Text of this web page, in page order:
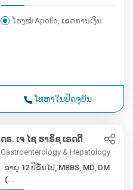
ໂຮງໝໍ Apollo, ເຂດການເງິນ
ໂທຫາໃນປັດຈຸບັນ
ດຣ. ເຈ ໄຊ ຮາຣິຊ ເຣດດີ
Gastroenterology & Hepatology
ອາຍຸ 12 ປີຂຶ້ນໄປ, MBBS, MD, DM
(...